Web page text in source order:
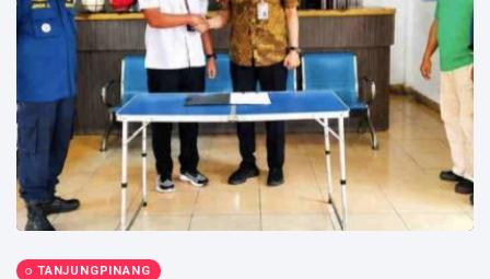
Aset
demi
Menjaga
Ketahanan
Energi
Nasional
Siak Sri Indrapura
Prabowo Subianto
Indonesia
Pekanbaru
Pilkada 2024
Donald Trump
TANJUNGPINANG